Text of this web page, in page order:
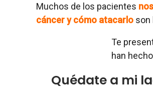
Muchos de los pacientes
cáncer y cómo atacarlo son
Te
han
Quédate a mi